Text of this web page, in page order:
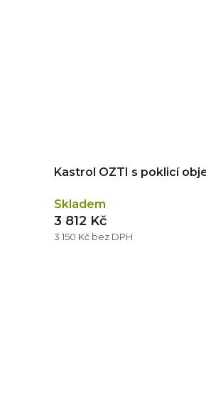
Kastrol OZTI s poklicí
Skladem
3 150 Kč bez DPH
3 812 Kč